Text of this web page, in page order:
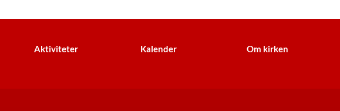
Aktiviteter Kalender Om kirken